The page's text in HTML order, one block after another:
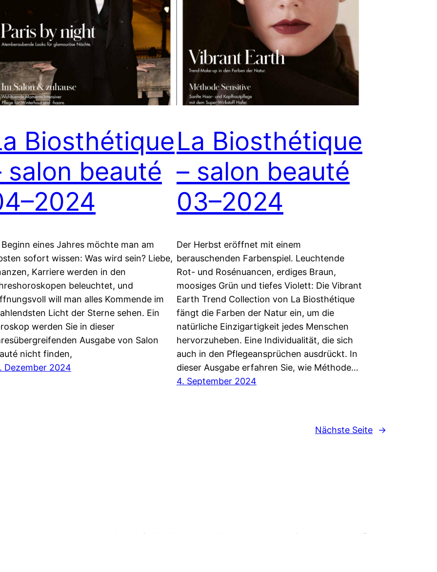
Biosthétique
salon beauté
Beginn eines Jahres möchte man am
sofort wissen: Was wird sein? Liebe,
Karriere werden in den
beleuchtet, und
will man alles Kommende im
Licht der Sterne sehen. Ein
werden Sie in dieser
Ausgabe von Salon
nicht finden,
Dezember 2024
La Biosthétique
– salon beauté
03–2024
Der Herbst eröffnet mit einem
berauschenden Farbenspiel. Leuchtende
Rot- und Rosénuancen, erdiges Braun,
moosiges Grün und tiefes Violett: Die Vibrant
Earth Trend Collection von La Biosthétique
fängt die Farben der Natur ein, um die
natürliche Einzigartigkeit jedes Menschen
hervorzuheben. Eine Individualität, die sich
auch in den Pflegeansprüchen ausdrückt. In
dieser Ausgabe erfahren Sie, wie Méthode…
4. September 2024
Nächste Seite →
Stellen Datenschutzerklärung